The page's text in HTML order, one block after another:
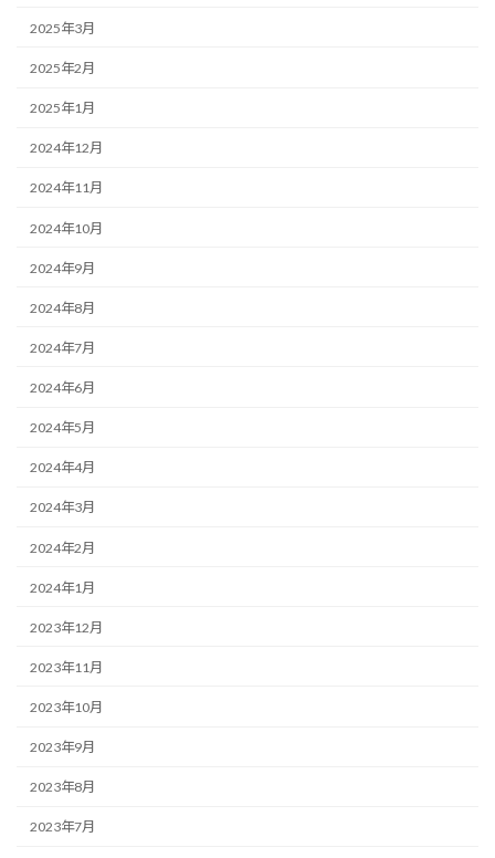
2025年3月
2025年2月
2025年1月
2024年12月
2024年11月
2024年10月
2024年9月
2024年8月
2024年7月
2024年6月
2024年5月
2024年4月
2024年3月
2024年2月
2024年1月
2023年12月
2023年11月
2023年10月
2023年9月
2023年8月
2023年7月